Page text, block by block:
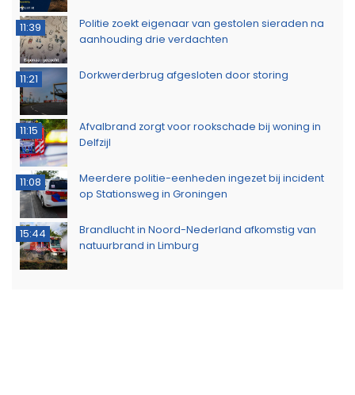
11:39
Politie zoekt eigenaar van gestolen sieraden na
aanhouding drie verdachten
11:21 Dorkwerderbrug afgesloten door storing
11:15
Afvalbrand zorgt voor rookschade bij woning in
Delfzijl
11:08
Meerdere politie-eenheden ingezet bij incident
op Stationsweg in Groningen
15:44
Brandlucht in Noord-Nederland afkomstig van
natuurbrand in Limburg